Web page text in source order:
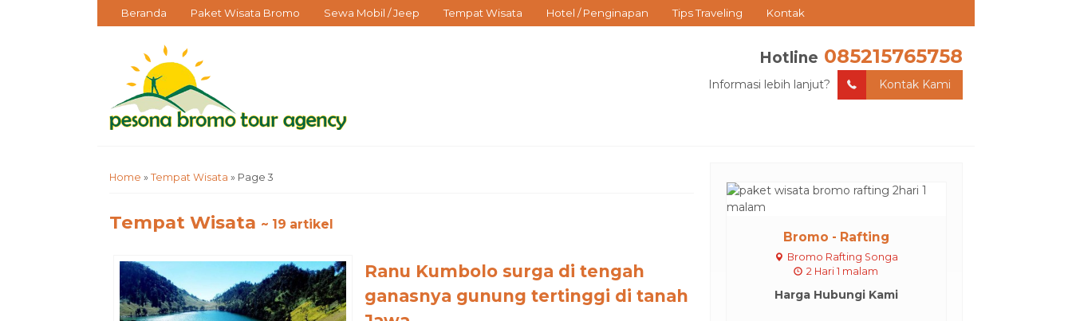
Beranda Paket Wisata Bromo Sewa Mobil / Jeep Tempat Wisata Hotel / Penginapan Tips Traveling Kontak
Hotline 085215765758
Informasi lebih lanjut? Kontak Kami
Home » Tempat Wisata » Page 3
Tempat Wisata ~ 19 artikel
Ranu Kumbolo surga di tengah
ganasnya gunung tertinggi di tanah
Bromo - Rafting
Bromo Rafting Songa
2 Hari 1 malam
Harga Hubungi Kami